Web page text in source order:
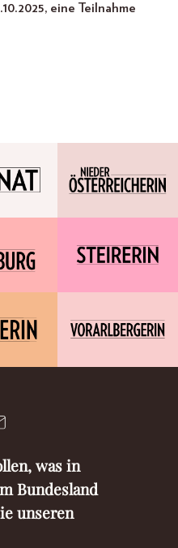
eine Teilnahme
was in
Bundesland
unseren